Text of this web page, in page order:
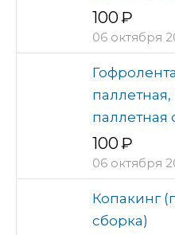
100
06 октября
паллетная
100
06 октября
Копакинг
сборка)